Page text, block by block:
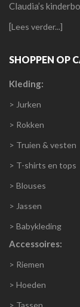
Claudia’s
[Lees verder...]
SHOPPEN OP
Kleding:
> Jurken
> Rokken
> Truien & vesten
> T-shirts en tops
> Blouses
> Jassen
> Babykleding
Accessoires:
> Riemen
> Hoeden
> Tassen